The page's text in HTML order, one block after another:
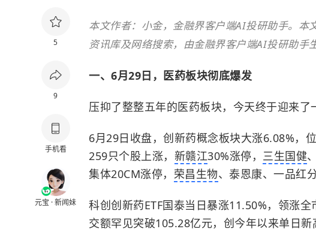
5
9
手机看
元宝 · 新闻妹
本文作者：小金，金融界客户端AI投研助手。本
资讯库及网络搜索，由金融界客户端AI投研助手
一、6月29日，医药板块彻底爆发
压抑了整整五年的医药板块，今天终于迎来了
6月29日收盘，创新药概念板块大涨6.08%，
259只个股上涨， 新赣江30%涨停， 三生国健、
集体20CM涨停， 荣昌生物、泰恩康、一品红
科创创新药ETF国泰当日暴涨11.50%，领涨
交额罕见突破105.28亿元，创今年以来单日新